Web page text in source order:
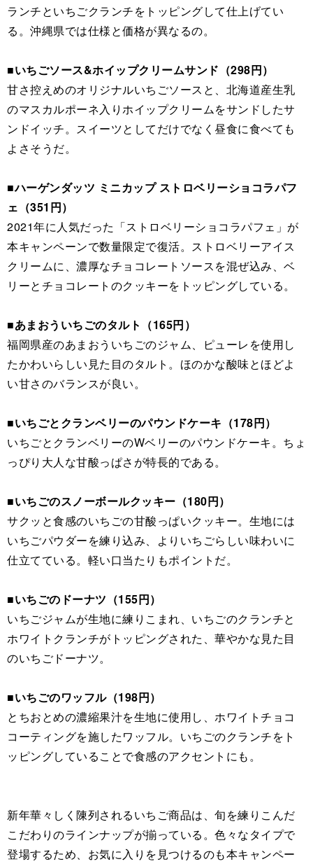
ランチといちごクランチをトッピングして仕上げてい
る。沖縄県では仕様と価格が異なるの。
■いちごソース&ホイップクリームサンド（298円）
甘さ控えめのオリジナルいちごソースと、北海道産生乳
のマスカルポーネ入りホイップクリームをサンドしたサ
ンドイッチ。スイーツとしてだけでなく昼食に食べても
よさそうだ。
■ハーゲンダッツ ミニカップ ストロベリーショコラパフ
ェ（351円）
2021年に人気だった「ストロベリーショコラパフェ」が
本キャンペーンで数量限定で復活。ストロベリーアイス
クリームに、濃厚なチョコレートソースを混ぜ込み、ベ
リーとチョコレートのクッキーをトッピングしている。
■あまおういちごのタルト（165円）
福岡県産のあまおういちごのジャム、ピューレを使用し
たかわいらしい見た目のタルト。ほのかな酸味とほどよ
い甘さのバランスが良い。
■いちごとクランベリーのパウンドケーキ（178円）
いちごとクランベリーのWベリーのパウンドケーキ。ちょ
っぴり大人な甘酸っぱさが特長的である。
■いちごのスノーボールクッキー（180円）
サクッと食感のいちごの甘酸っぱいクッキー。生地には
いちごパウダーを練り込み、よりいちごらしい味わいに
仕立てている。軽い口当たりもポイントだ。
■いちごのドーナツ（155円）
いちごジャムが生地に練りこまれ、いちごのクランチと
ホワイトクランチがトッピングされた、華やかな見た目
のいちごドーナツ。
■いちごのワッフル（198円）
とちおとめの濃縮果汁を生地に使用し、ホワイトチョコ
コーティングを施したワッフル。いちごのクランチをト
ッピングしていることで食感のアクセントにも。
新年華々しく陳列されるいちご商品は、旬を練りこんだ
こだわりのラインナップが揃っている。色々なタイプで
登場するため、お気に入りを見つけるのも本キャンペー